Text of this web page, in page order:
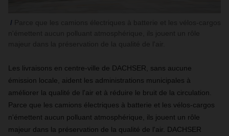
Les livraisons en centre-ville de DACHSER, sans aucune
émission locale, aident les administrations municipales à
améliorer la qualité de l'air et à réduire le bruit de la circulation.
Parce que les camions électriques à batterie et les vélos-cargos
n'émettent aucun polluant atmosphérique, ils jouent un rôle
majeur dans la préservation de la qualité de l'air. DACHSER